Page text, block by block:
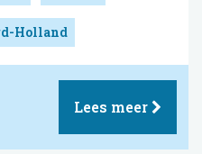
Holland
Lees meer